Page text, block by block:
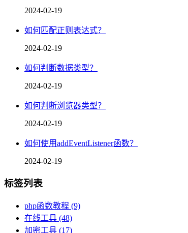
2024-02-19
如何匹配正则表达式？
2024-02-19
如何判断数据类型？
2024-02-19
如何判断浏览器类型？
2024-02-19
如何使用addEventListener函数？
2024-02-19
标签列表
php函数教程 (9)
在线工具 (48)
加密工具 (17)